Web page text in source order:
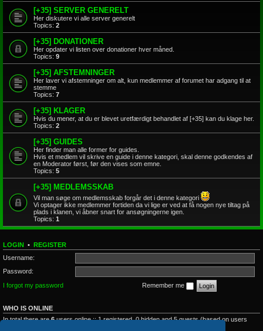
[+35] SERVER GENERELT
Her diskutere vi alle server generelt
Topics: 2
[+35] DONATIONER
Her opdater vi listen over donationer hver måned.
Topics: 9
[+35] AFSTEMNINGER
Her laver vi afstemninger om alt, kun medlemmer af forumet har adgang til at
stemme
Topics: 7
[+35] KLAGER
Hvis du mener, at du er blevet uretfærdigt behandlet af [+35] kan du klage her.
Topics: 2
[+35] GUIDES
Her finder man alle former for guides.
Hvis et medlem vil skrive en guide i denne kategori, skal denne godkendes af
en Moderator først, før den vises som emne.
Topics: 5
[+35] MEDLEMSSKAB
Vil man søge om medlemsskab forgår det i denne kategori
Vi optager ikke medlemmer fortiden da vi lige er ved at få nogen nye tiltag på
plads i klanen, vi åbner snart for ansøgningerne igen.
Topics: 1
LOGIN • REGISTER
Username:
Password:
I forgot my password
Remember me
WHO IS ONLINE
In total there are6users online :: 1 registered, 0 hidden and 5 guests (based on users